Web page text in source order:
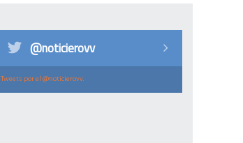
@noticierovv
Tweets por el @noticierovv.